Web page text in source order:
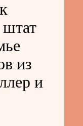
штат
из
и